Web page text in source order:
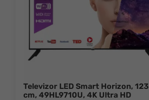
Televizor LED Smart Horizon, 123
cm, 49HL9710U, 4K Ultra HD